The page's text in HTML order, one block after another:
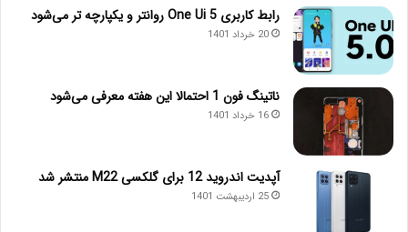
رابط کاربری One Ui 5 روانتر و یکپارچه تر می‌شود
20 خرداد 1401
ناتینگ فون 1 احتمالا این هفته معرفی می‌شود
16 خرداد 1401
آپدیت اندروید 12 برای گلکسی M22 منتشر شد
25 اردیبهشت 1401